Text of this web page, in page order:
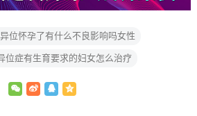
位怀孕了有什么不良影响吗女性
位症有生育要求的妇女怎么治疗